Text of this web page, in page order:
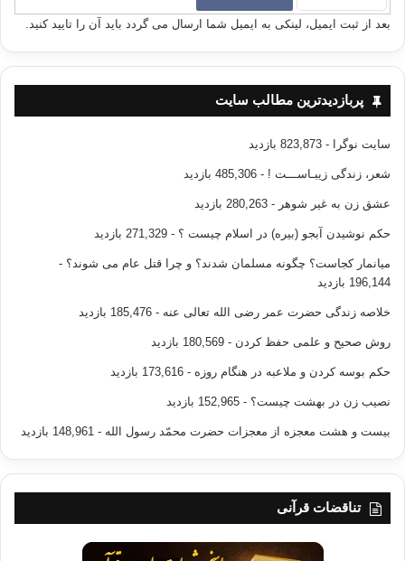
بعد از ثبت ایمیل، لینکی به ایمیل شما ارسال می گردد باید آن را تایید کنید.
پربازدیدترین مطالب سایت
سایت نوگرا - 823,873 بازدید
شعر، زندگی زیبـاســـت ! - 485,306 بازدید
عشق زن به غیر شوهر - 280,263 بازدید
حکم نوشیدن آبجو (بیره) در اسلام چیست ؟ - 271,329 بازدید
میانمار کجاست؟ چگونه مسلمان شدند؟ و چرا قتل عام می شوند؟ -
196,144 بازدید
خلاصه زندگی حضرت عمر رضی الله تعالی عنه - 185,476 بازدید
روش صحیح و علمی حفظ کردن - 180,569 بازدید
حکم بوسه کردن و ملاعبه در هنگام روزه - 173,616 بازدید
نصیب زن در بهشت چیست؟ - 152,965 بازدید
بیست و هشت معجزه از معجزات حضرت محمّد رسول الله - 148,961 بازدید
تناقضات قرآنی